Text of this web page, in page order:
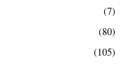
(7)
(80)
(105)